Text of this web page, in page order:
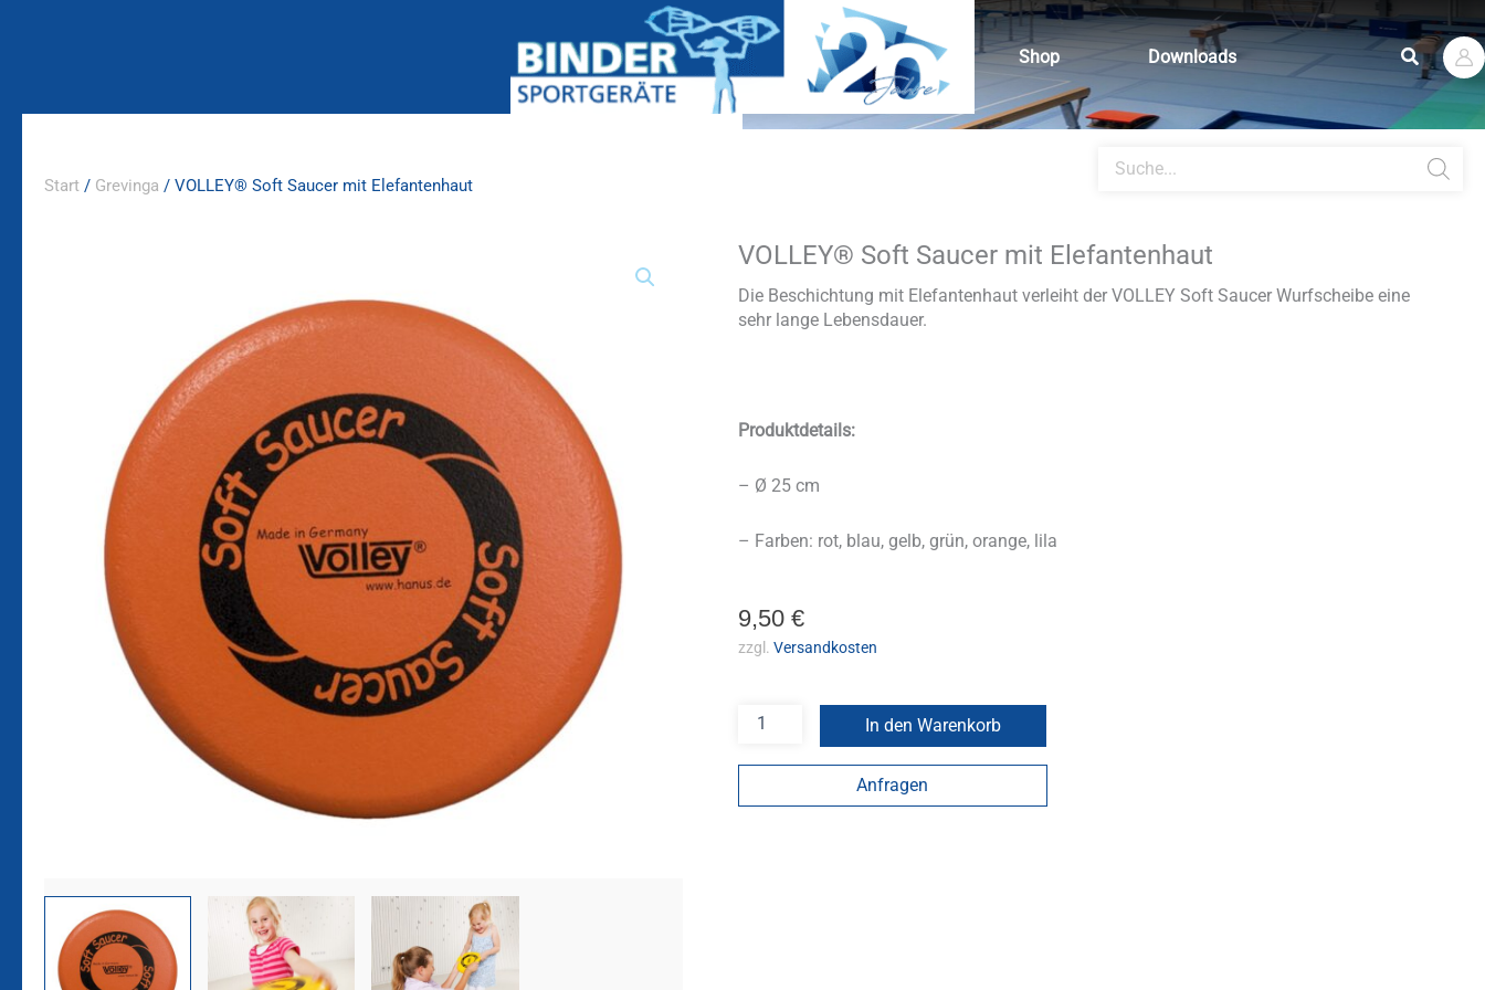
Shop Downloads Suchen
search
Start / Grevinga / VOLLEY® Soft Saucer mit Elefantenhaut
VOLLEY® Soft Saucer mit Elefantenhaut
Die Beschichtung mit Elefantenhaut verleiht der VOLLEY Soft Saucer Wurfscheibe eine
sehr lange Lebensdauer.
Produktdetails:
– Ø 25 cm
– Farben: rot, blau, gelb, grün, orange, lila
9,50 €
zzgl. Versandkosten
VOLLEY®
Saucer
mit
In den Warenkorb
Anfragen